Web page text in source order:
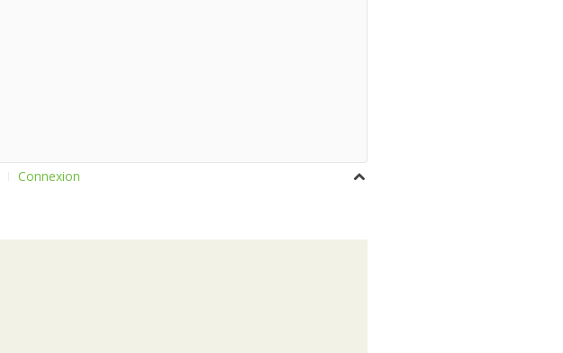
Connexion